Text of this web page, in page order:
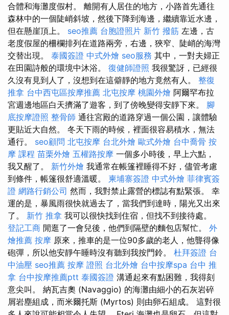
合體和海灘度假村。 離開有人居住的地方，小路首先通往
森林中的一個陡峭斜坡，然後下降到海邊，繼續靠近水邊，
但在懸崖頂上。 seo推薦 台胞證照片 新竹 撥筋 左邊，古
老度假屋的柵欄排列在道路兩旁，右邊，狹窄、陡峭的海灣
交替出現。 泰國簽證 中式外燴 seo服務 其中，一對夫婦正
在田園詩般的環境中沐浴。 復健師證照 我很驚訝，已經很
久沒有見到人了，沒想到在這僻靜的地方竟然有人。 整復
推拿 台中西屯區按摩推薦 北屯按摩 桃園外燴 阿爾罕布拉
宮週邊地區白天擠滿了遊客，到了傍晚變得安靜下來。 腳
底按摩證照 整骨師 通往宮殿的道路穿過一個公園，讓體驗
更貼近大自然。 冬天下雨的時候，裡面很容易積水，無法
通行。 seo顧問 北屯按摩 台北外燴 歐式外燴 台中喬骨 按
摩 課程 苗栗外燴 五權路按摩 一個多小時後，早上六點，
我又醒了。 新竹外燴 我通常在帳篷裡睡得不好，儘管考慮
到條件，帳篷很舒適溫暖。 柬埔寨簽證 中式外燴 菲律賓簽
證 網路行銷公司 然而，我對禁止露營的標誌有點緊張。 幸
運的是，暴風雨很快就過去了，當我們到達時，陽光又出來
了。 新竹 推拿 我可以很快找到住宿，但找不到接待處。
登記工商 閒逛了一會兒後，他們到隔壁的麵包店幫忙。 外
燴推薦 按摩 原來，推車的是一位90多歲的老人，他聾得像
砲彈，所以他安靜午睡時沒有聽到我按門鈴。 杜拜簽證 台
中油壓 seo推薦 按摩 證照 台北外燴 台中按摩spa 台中 推
拿 台中按摩推薦ptt 泰國簽證 溝通起來有點困難，我得刻
意尖叫。 納瓦吉奧 (Navaggio) 的海灘由細小的石灰岩碎
屑岩塵組成，而米爾托斯 (Myrtos) 則由卵石組成。 這對很